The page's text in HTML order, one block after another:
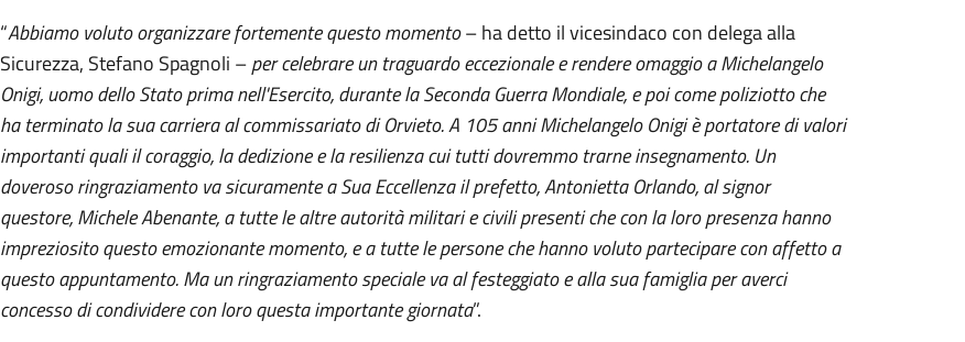
“Abbiamo voluto organizzare fortemente questo momento– ha detto il vicesindaco con delega alla
Sicurezza, Stefano Spagnoli –per celebrare un traguardo eccezionale e rendere omaggio a Michelangelo
Onigi, uomo dello Stato prima nell'Esercito, durante la Seconda Guerra Mondiale, e poi come poliziotto che
ha terminato la sua carriera al commissariato di Orvieto. A 105 anni Michelangelo Onigi è portatore di valori
importanti quali il coraggio, la dedizione e la resilienza cui tutti dovremmo trarne insegnamento. Un
doveroso ringraziamento va sicuramente a Sua Eccellenza il prefetto, Antonietta Orlando, al signor
questore, Michele Abenante, a tutte le altre autorità militari e civili presenti che con la loro presenza hanno
impreziosito questo emozionante momento, e a tutte le persone che hanno voluto partecipare con affetto a
questo appuntamento. Ma un ringraziamento speciale va al festeggiato e alla sua famiglia per averci
concesso di condividere con loro questa importante giornata”.